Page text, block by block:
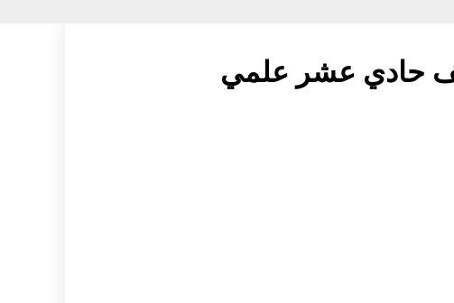
حادي عشر علمي